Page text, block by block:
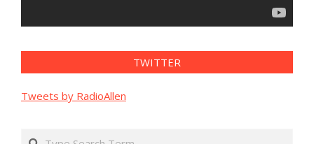
TWITTER
Tweets by RadioAllen
Search